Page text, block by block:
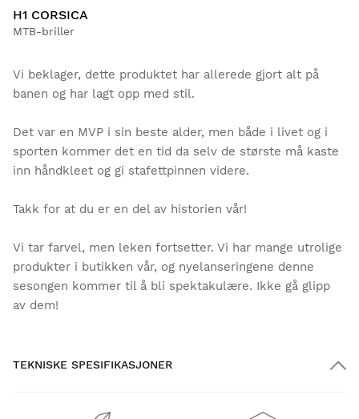
H1 CORSICA
MTB-briller
Vi beklager, dette produktet har allerede gjort alt på
banen og har lagt opp med stil.
Det var en MVP i sin beste alder, men både i livet og i
sporten kommer det en tid da selv de største må kaste
inn håndkleet og gi stafettpinnen videre.
Takk for at du er en del av historien vår!
Vi tar farvel, men leken fortsetter. Vi har mange utrolige
produkter i butikken vår, og nyelanseringene denne
sesongen kommer til å bli spektakulære. Ikke gå glipp
av dem!
TEKNISKE SPESIFIKASJONER